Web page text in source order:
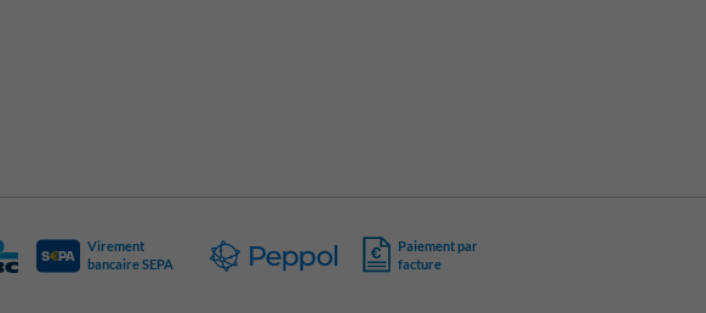
Virement
bancaire SEPA
Paiement par
facture